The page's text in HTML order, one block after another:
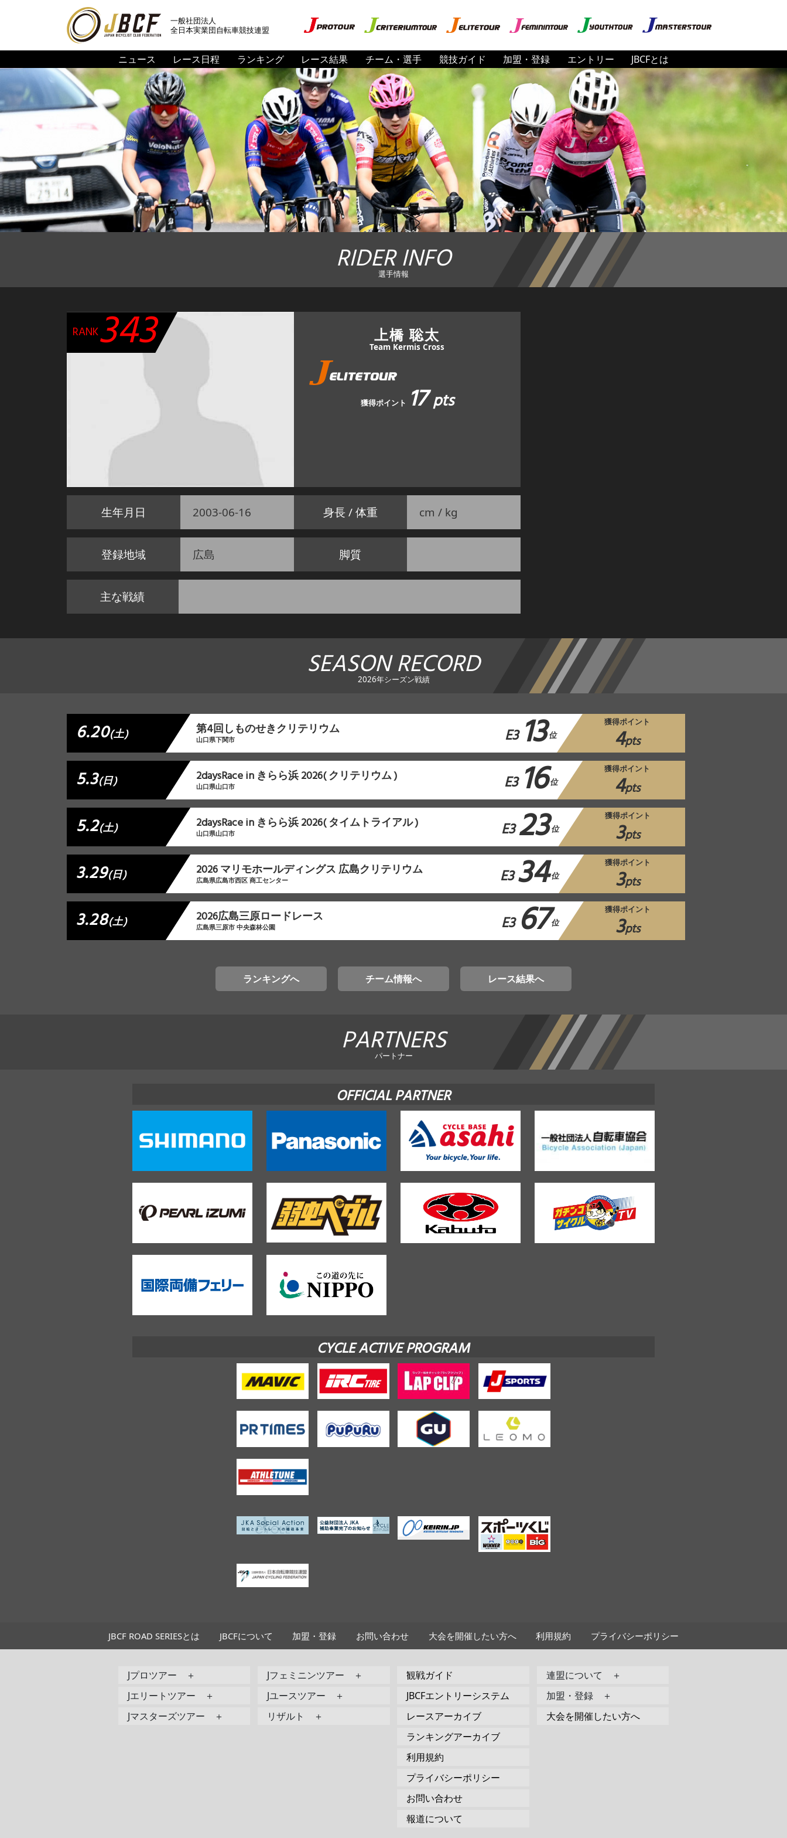
一般社団法人
全日本実業団自転車競技連盟
ニュース レース日程 ランキング レース結果 チーム・選手 競技ガイド 加盟・登録 エントリー JBCFとは
RIDER INFO
選手情報
RANK343 上橋 聡太
Team Kermis Cross
獲得ポイント 17pts
生年月日 2003-06-16 身長 / 体重 cm / kg
登録地域 広島 脚質
主な戦績
SEASON RECORD
2026年シーズン戦績
6.20(土) 第4回しものせきクリテリウム
山口県下関市 E3 13 位
獲得ポイント
4pts
5.3(日) 2daysRace in きらら浜 2026( クリテリウム )
山口県山口市 E3 16位
獲得ポイント
4pts
5.2(土) 2daysRace in きらら浜 2026( タイムトライアル )
山口県山口市 E323 位
獲得ポイント
3pts
3.29(日) 2026 マリモホールディングス 広島クリテリウム
広島県広島市西区 商工センター E3 34位
獲得ポイント
3pts
3.28(土) 2026広島三原ロードレース
広島県三原市 中央森林公園 E3 67 位
獲得ポイント
3pts
ランキングへ チーム情報へ レース結果へ
PARTNERS
パートナー
OFFICIAL PARTNER
CYCLE ACTIVE PROGRAM
JBCF ROAD SERIESとは JBCFについて 加盟・登録 お問い合わせ 大会を開催したい方へ 利用規約 プライバシーポリシー
Jプロツアー ＋
Jエリートツアー ＋
Jマスターズツアー ＋
Jフェミニンツアー ＋
Jユースツアー ＋
リザルト ＋
観戦ガイド
JBCFエントリーシステム
レースアーカイブ
ランキングアーカイブ
利用規約
プライバシーポリシー
お問い合わせ
報道について
連盟について ＋
加盟・登録 ＋
大会を開催したい方へ